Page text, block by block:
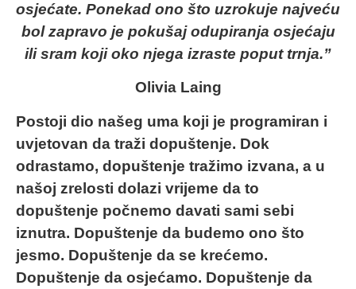
osjećate. Ponekad ono što uzrokuje najveću
bol zapravo je pokušaj odupiranja osjećaju
ili sram koji oko njega izraste poput trnja.”
Olivia Laing
Postoji dio našeg uma koji je programiran i
uvjetovan da traži dopuštenje. Dok
odrastamo, dopuštenje tražimo izvana, a u
našoj zrelosti dolazi vrijeme da to
dopuštenje počnemo davati sami sebi
iznutra. Dopuštenje da budemo ono što
jesmo. Dopuštenje da se krećemo.
Dopuštenje da osjećamo. Dopuštenje da